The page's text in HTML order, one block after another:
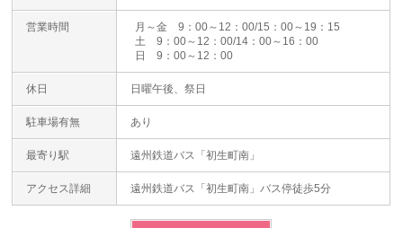
営業時間
月～金 9：00～12：00/15：00～19：15
土 9：00～12：00/14：00～16：00
日 9：00～12：00
休日 日曜午後、祭日
駐車場有無 あり
最寄り駅 遠州鉄道バス「初生町南」
アクセス詳細 遠州鉄道バス「初生町南」バス停徒歩5分